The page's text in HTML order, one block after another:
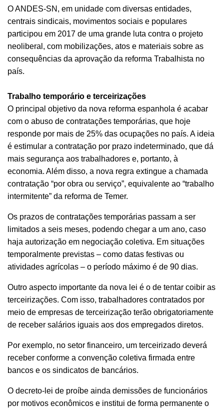
O ANDES-SN, em unidade com diversas entidades,
centrais sindicais, movimentos sociais e populares
participou em 2017 de uma grande luta contra o projeto
neoliberal, com mobilizações, atos e materiais sobre as
consequências da aprovação da reforma Trabalhista no
país.
Trabalho temporário e terceirizações
O principal objetivo da nova reforma espanhola é acabar
com o abuso de contratações temporárias, que hoje
responde por mais de 25% das ocupações no país. A ideia
é estimular a contratação por prazo indeterminado, que dá
mais segurança aos trabalhadores e, portanto, à
economia. Além disso, a nova regra extingue a chamada
contratação “por obra ou serviço”, equivalente ao “trabalho
intermitente” da reforma de Temer.
Os prazos de contratações temporárias passam a ser
limitados a seis meses, podendo chegar a um ano, caso
haja autorização em negociação coletiva. Em situações
temporalmente previstas – como datas festivas ou
atividades agrícolas – o período máximo é de 90 dias.
Outro aspecto importante da nova lei é o de tentar coibir as
terceirizações. Com isso, trabalhadores contratados por
meio de empresas de terceirização terão obrigatoriamente
de receber salários iguais aos dos empregados diretos.
Por exemplo, no setor financeiro, um terceirizado deverá
receber conforme a convenção coletiva firmada entre
bancos e os sindicatos de bancários.
O decreto-lei de proíbe ainda demissões de funcionários
por motivos econômicos e institui de forma permanente o